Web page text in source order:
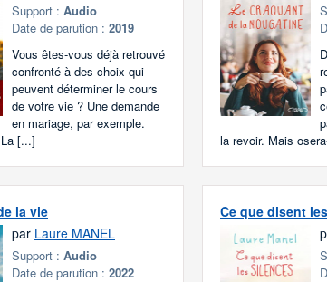
Support :Audio
Date de parution :2019
Vous êtes-vous déjà retrouvé
confronté à des choix qui
peuvent déterminer le cours
de votre vie ? Une demande
en mariage, par exemple.
[...]
la revoir. Mais
la vie
par Laure MANEL
Support :Audio
Date de parution :2022
Ce que disent